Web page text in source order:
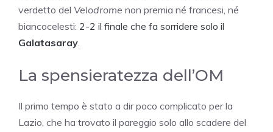
verdetto del Velodrome non premia né francesi, né
biancocelesti: 2-2 il finale che fa sorridere solo il
Galatasaray.
La spensieratezza dell’OM
Il primo tempo è stato a dir poco complicato per la
Lazio, che ha trovato il pareggio solo allo scadere del